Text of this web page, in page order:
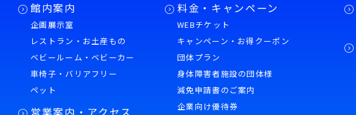
館内案内
企画展示室
レストラン・お土産もの
ベビールーム・ベビーカー
車椅子・バリアフリー
ペット
営業案内・アクセス
料金・キャンペーン
WEBチケット
キャンペーン・お得クーポン
団体プラン
身体障害者施設の団体様
減免申請書のご案内
企業向け優待券